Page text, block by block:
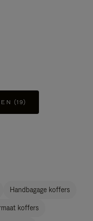
(19)
Handbagage koffers
koffers